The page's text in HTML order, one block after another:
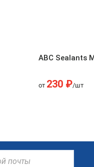
АВС Sealants
от 230 ₽/шт